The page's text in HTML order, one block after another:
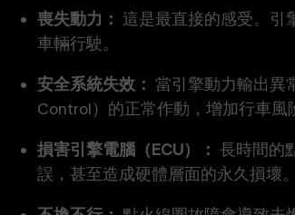
喪失動力： 這是最直接的感受。引
車輛行駛。
安全系統失效： 當引擎動力輸出異
Control）的正常作動，增加行車風
損害引擎電腦（ECU）： 長時間的
誤，甚至造成硬體層面的永久損壞。